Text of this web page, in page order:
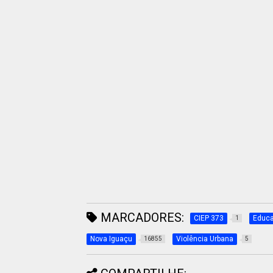
MARCADORES: CIEP 373 1
Nova Iguaçu 16855 Violência Urbana 5